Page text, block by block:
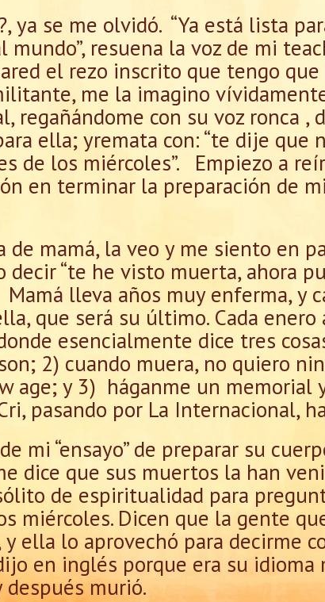
ya se me olvidó. “Ya está lista
resuena la voz de mi
el rezo inscrito que tengo
me la imagino
regañándome con su voz ronca ,
ella; yremata con: “te dije que
de los miércoles”. Empiezo a
en terminar la preparación de
mamá, la veo y me siento en
“te he visto muerta, ahora
lleva años muy enferma, y
que será su último. Cada
esencialmente dice tres
2) cuando muera, no quiero
age; y 3) háganme un memorial
pasando por La Internacional,
mi “ensayo” de preparar su
dice que sus muertos la han
de espiritualidad para
miércoles. Dicen que la gente
ella lo aprovechó para decirme
en inglés porque era su
después murió.